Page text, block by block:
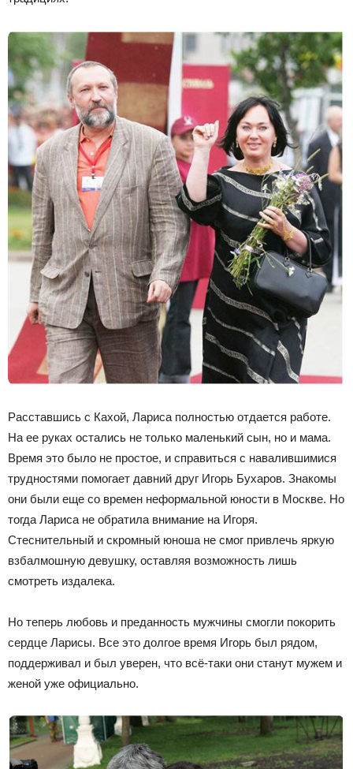
Расставшись с Кахой, Лариса полностью отдается работе.
На ее руках остались не только маленький сын, но и мама.
Время это было не простое, и справиться с навалившимися
трудностями помогает давний друг Игорь Бухаров. Знакомы
они были еще со времен неформальной юности в Москве. Но
тогда Лариса не обратила внимание на Игоря.
Стеснительный и скромный юноша не смог привлечь яркую
взбалмошную девушку, оставляя возможность лишь
смотреть издалека.
Но теперь любовь и преданность мужчины смогли покорить
сердце Ларисы. Все это долгое время Игорь был рядом,
поддерживал и был уверен, что всё-таки они станут мужем и
женой уже официально.